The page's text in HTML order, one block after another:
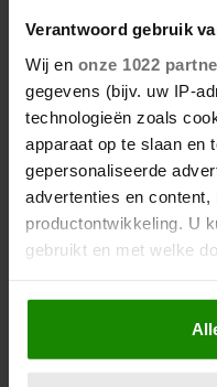
Verantwoord gebruik
Wij en onze 1022
gegevens (bijv. uw IP-
technologieën zoals
apparaat op te slaan en
gepersonaliseerde
advertenties en
productontwikkeling. U
gebruikt en met welke
Als u het toestaat,
Informatie
locatie, die tot een